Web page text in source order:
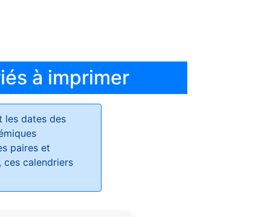
à imprimer
les dates des
paires et
ces calendriers